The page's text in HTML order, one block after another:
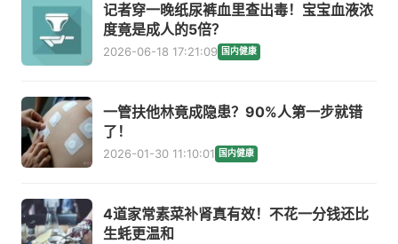
记者穿一晚纸尿裤血里查出毒！宝宝血液浓
度竟是成人的5倍？
2026-06-18 17:21:09 国内健康
一管扶他林竟成隐患？90%人第一步就错
了！
2026-01-30 11:10:01 国内健康
4道家常素菜补肾真有效！不花一分钱还比
生蚝更温和